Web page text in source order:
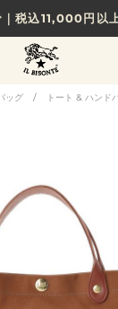
税込11,000円以
ら選べる、新しい
COLOR
ッグ / トート & ハンド